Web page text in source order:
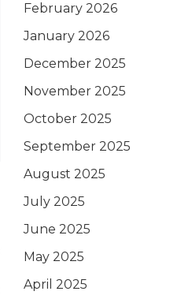
February 2026
January 2026
December 2025
November 2025
October 2025
September 2025
August 2025
July 2025
June 2025
May 2025
April 2025